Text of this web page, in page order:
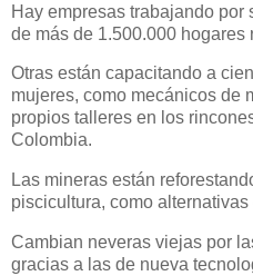
Hay empresas trabajando por
de más de 1.500.000 hogares
Otras están capacitando a
mujeres, como mecánicos de
propios talleres en los
Colombia.
Las mineras están
piscicultura, como
Cambian neveras viejas por
gracias a las de nueva